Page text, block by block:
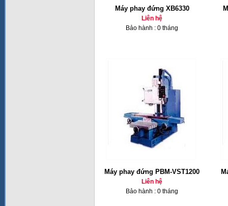
Máy phay đứng XB6330
Liên hệ
Bảo hành : 0 tháng
Máy phay đứng PBM-VST1200
Liên hệ
Bảo hành : 0 tháng